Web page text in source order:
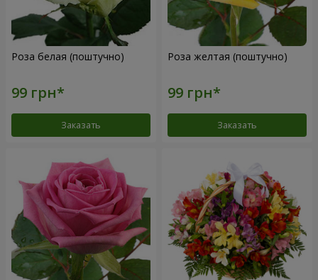
Роза белая (поштучно)
Заказать
Роза желтая (поштучно)
Заказать